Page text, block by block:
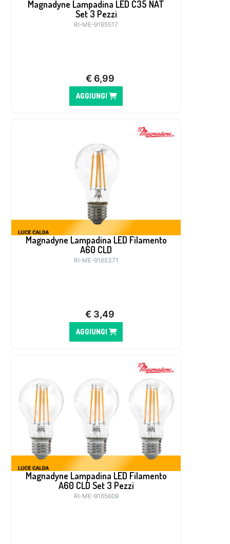
Magnadyne Lampadina LED C35 NAT
Set 3 Pezzi
RI-ME-9165517
€ 6,99
AGGIUNGI
Magnadyne Lampadina LED Filamento
A60 CLD
RI-ME-9165371
€ 3,49
AGGIUNGI
Magnadyne Lampadina LED Filamento
A60 CLD Set 3 Pezzi
RI-ME-9165609